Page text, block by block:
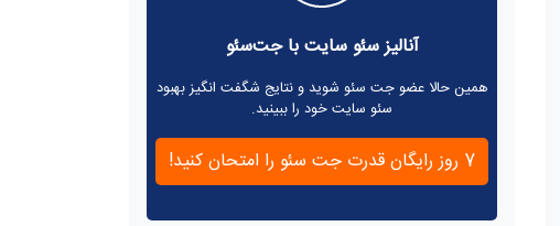
آنالیز سئو سایت با جت‌سئو
همین حالا عضو جت سئو شوید و نتایج شگفت انگیز بهبود
سئو سایت خود را ببینید.
7 روز رایگان قدرت جت سئو را امتحان کنید!